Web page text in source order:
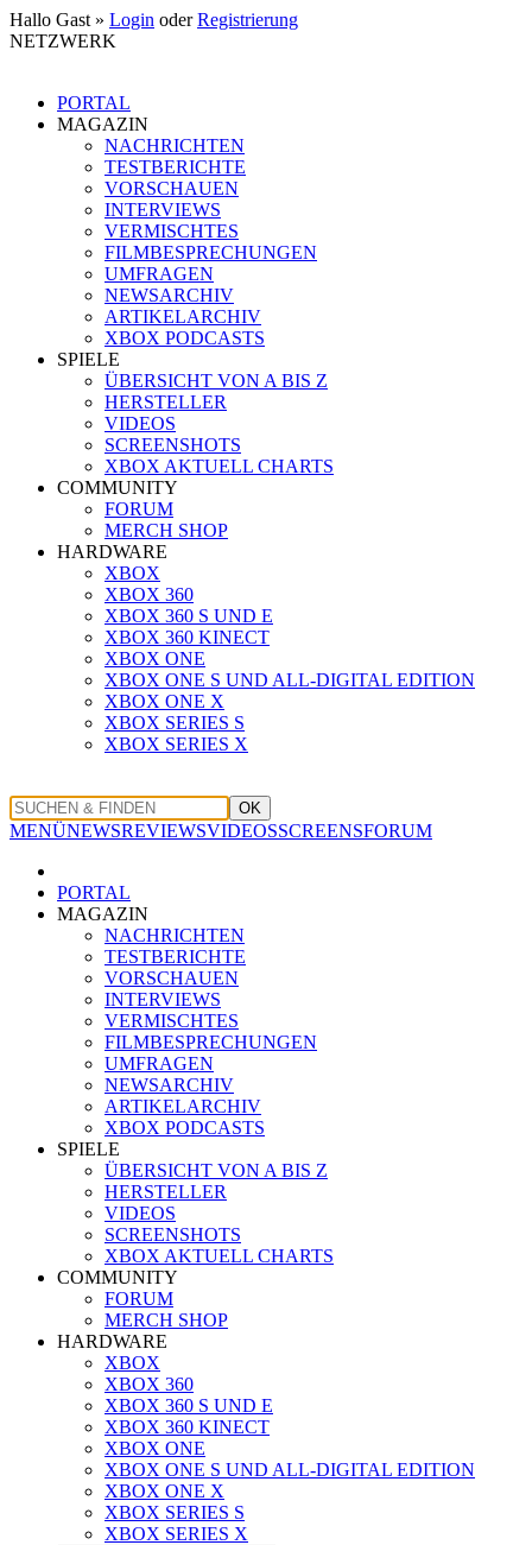
Hallo Gast » Login oderRegistrierung
NETZWERK
PORTAL
MAGAZIN
NACHRICHTEN
TESTBERICHTE
VORSCHAUEN
INTERVIEWS
VERMISCHTES
FILMBESPRECHUNGEN
UMFRAGEN
NEWSARCHIV
ARTIKELARCHIV
XBOX PODCASTS
SPIELE
ÜBERSICHT VON A BIS Z
HERSTELLER
VIDEOS
SCREENSHOTS
XBOX AKTUELL CHARTS
COMMUNITY
FORUM
MERCH SHOP
HARDWARE
XBOX
XBOX 360
XBOX 360 S UND E
XBOX 360 KINECT
XBOX ONE
XBOX ONE S UND ALL-DIGITAL EDITION
XBOX ONE X
XBOX SERIES S
XBOX SERIES X
OK
MENÜNEWSREVIEWSVIDEOSSCREENSFORUM
PORTAL
MAGAZIN
NACHRICHTEN
TESTBERICHTE
VORSCHAUEN
INTERVIEWS
VERMISCHTES
FILMBESPRECHUNGEN
UMFRAGEN
NEWSARCHIV
ARTIKELARCHIV
XBOX PODCASTS
SPIELE
ÜBERSICHT VON A BIS Z
HERSTELLER
VIDEOS
SCREENSHOTS
XBOX AKTUELL CHARTS
COMMUNITY
FORUM
MERCH SHOP
HARDWARE
XBOX
XBOX 360
XBOX 360 S UND E
XBOX 360 KINECT
XBOX ONE
XBOX ONE S UND ALL-DIGITAL EDITION
XBOX ONE X
XBOX SERIES S
XBOX SERIES X